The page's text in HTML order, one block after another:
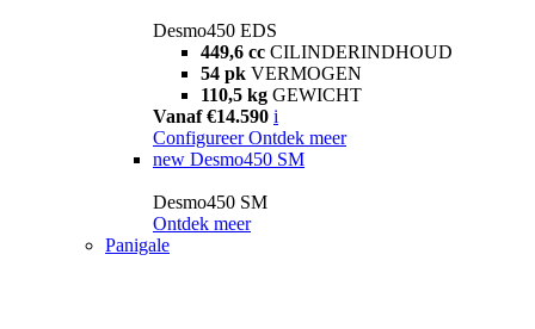
Desmo450 EDS
449,6 cc CILINDERINDHOUD
54 pk VERMOGEN
110,5 kg GEWICHT
Vanaf €14.590 i
Configureer Ontdek meer
new Desmo450 SM
Desmo450 SM
Ontdek meer
Panigale